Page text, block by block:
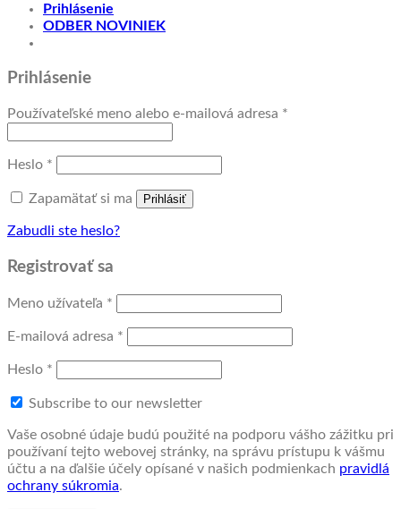
Prihlásenie
ODBER NOVINIEK
Prihlásenie
Používateľské meno alebo e-mailová adresa *
Heslo *
Zapamätať si ma Prihlásiť
Zabudli ste heslo?
Registrovať sa
Meno užívateľa *
E-mailová adresa *
Heslo *
Subscribe to our newsletter
Vaše osobné údaje budú použité na podporu vášho zážitku pri
používaní tejto webovej stránky, na správu prístupu k vášmu
účtu a na ďalšie účely opísané v našich podmienkach pravidlá
ochrany súkromia.